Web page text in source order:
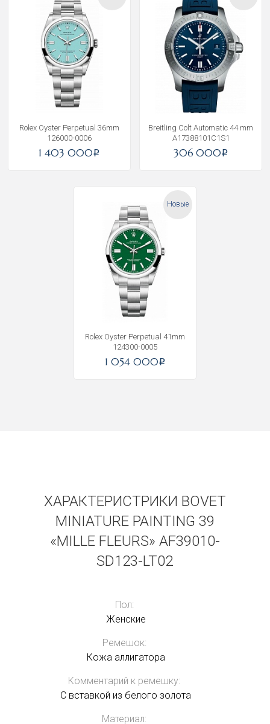
Rolex Oyster Perpetual 36mm
126000-0006
1 403 000i
Breitling Colt Automatic 44 mm
A17388101C1S1
306 000i
Новые
Rolex Oyster Perpetual 41mm
124300-0005
1 054 000i
ХАРАКТЕРИСТРИКИ BOVET
MINIATURE PAINTING 39
«MILLE FLEURS» AF39010-
SD123-LT02
Пол:
Женские
Ремешок:
Кожа аллигатора
Комментарий к ремешку:
С вставкой из белого золота
Материал:
Получать на почту